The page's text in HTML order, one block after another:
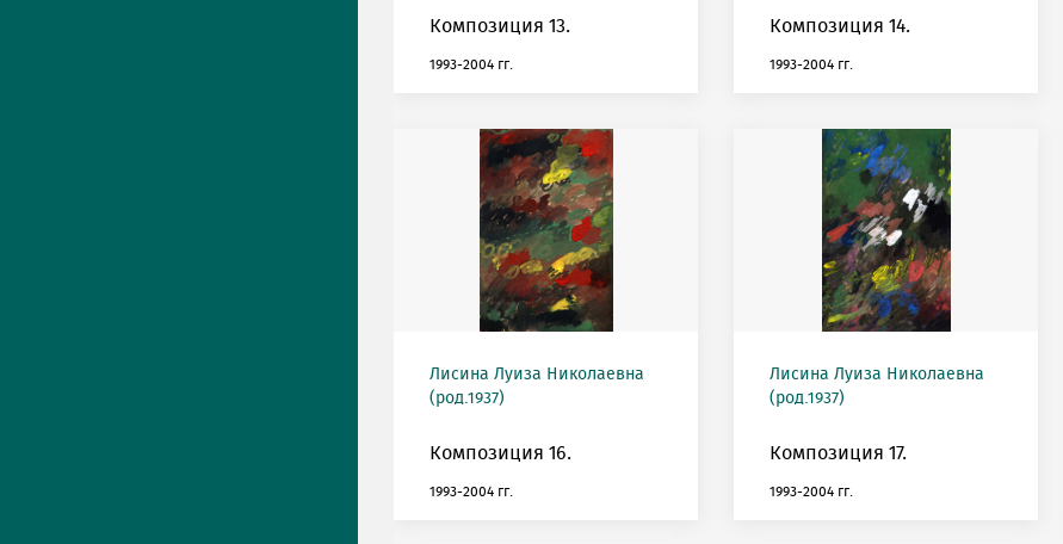
Композиция 13.
1993-2004 гг.
Композиция 14.
1993-2004 гг.
Лисина Луиза Николаевна
(род.1937)
Композиция 16.
1993-2004 гг.
Лисина Луиза Николаевна
(род.1937)
Композиция 17.
1993-2004 гг.